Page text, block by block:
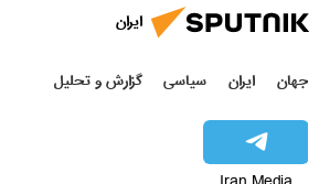
ایران
جهان ایران سیاسی گزارش و تحلیل